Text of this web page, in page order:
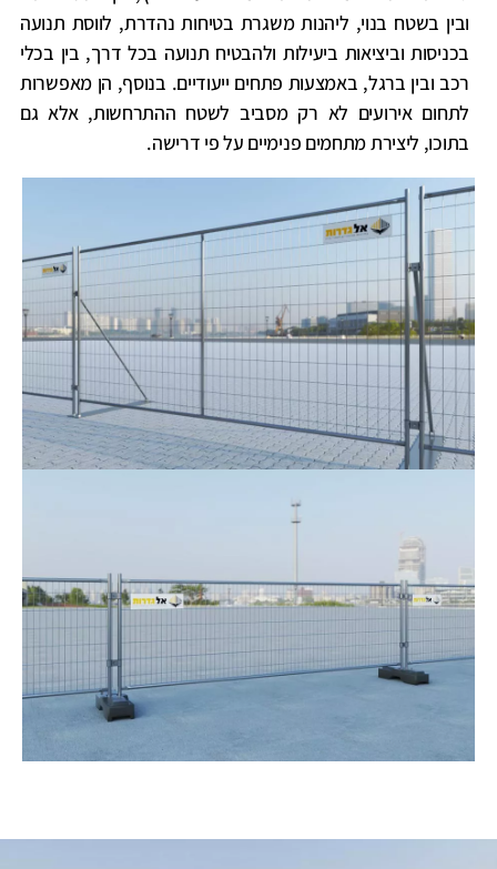
ובין בשטח בנוי, ליהנות משגרת בטיחות נהדרת, לווסת תנועה
בכניסות וביציאות ביעילות ולהבטיח תנועה בכל דרך, בין בכלי
רכב ובין ברגל, באמצעות פתחים ייעודיים. בנוסף, הן מאפשרות
לתחום אירועים לא רק מסביב לשטח ההתרחשות, אלא גם
בתוכו, ליצירת מתחמים פנימיים על פי דרישה.